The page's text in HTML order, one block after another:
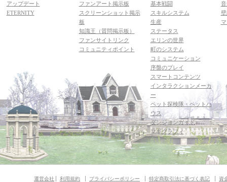
アップデート
ETERNITY
ファンアート掲示板
スクリーンショット掲示
板
知識王（質問掲示板）
ファンサイトリンク
コミュニティポイント
基本戦闘
スキルシステム
生産
ステータス
エリンの世界
町のシステム
コミュニケーション
序盤のプレイ
スマートコンテンツ
インタラクションメーカ
ー
ペット探検隊・ペットハ
ウス
ダンジョンガイド
マギグラフィ
運営会社 利用規約 プライバシーポリシー 特定商取引法に基づく表記 資